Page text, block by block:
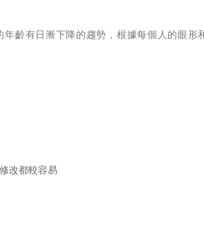
齡有日漸下降的趨勢，根據每個人的眼形
改都較容易